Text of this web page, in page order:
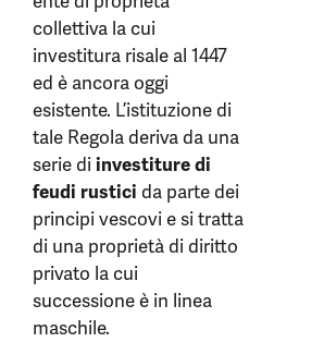
collettiva la cui
investitura risale al 1447
ed è ancora oggi
esistente. L’istituzione di
tale Regola deriva da una
serie diinvestiture di
feudi rustici da parte dei
principi vescovi e si tratta
di una proprietà di diritto
privato la cui
successione è in linea
maschile.